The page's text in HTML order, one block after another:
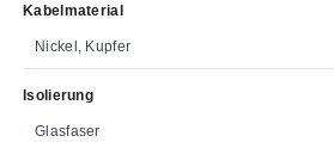
Kabelmaterial
Nickel, Kupfer
Isolierung
Glasfaser